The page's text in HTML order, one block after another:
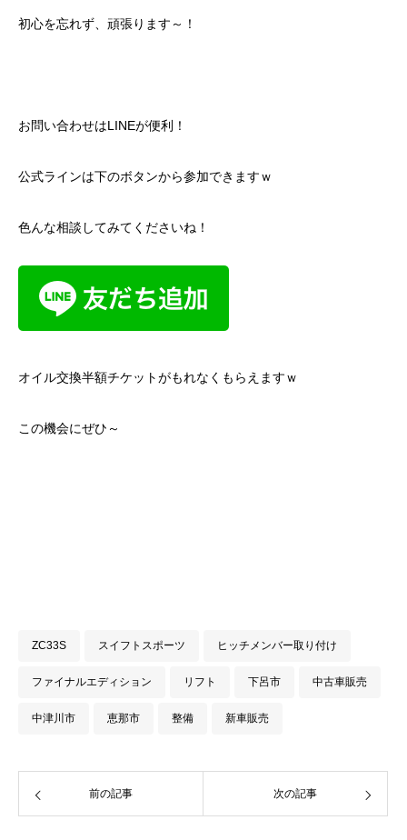
初心を忘れず、頑張ります～！
お問い合わせはLINEが便利！
公式ラインは下のボタンから参加できますｗ
色んな相談してみてくださいね！
オイル交換半額チケットがもれなくもらえますｗ
この機会にぜひ～
ZC33S スイフトスポーツ ヒッチメンバー取り付け
ファイナルエディション リフト 下呂市 中古車販売
中津川市 恵那市 整備 新車販売
前の記事 次の記事